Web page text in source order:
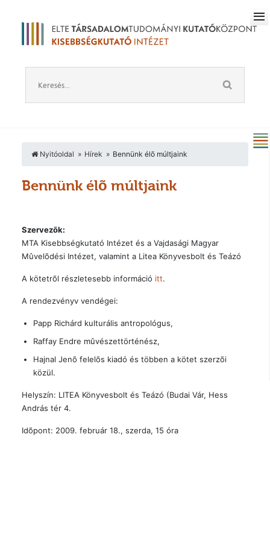
Nyitóoldal Hírek Bennünk élõ múltjaink
Bennünk élõ múltjaink
Szervezõk:
MTA Kisebbségkutató Intézet és a Vajdasági Magyar
Mûvelõdési Intézet, valamint a Litea Könyvesbolt és Teázó
A kötetrõl részletesebb információ itt.
A rendezvényv vendégei:
Papp Richárd kulturális antropológus,
Raffay Endre mûvészettörténész,
Hajnal Jenõ felelõs kiadó és többen a kötet szerzõi
közül.
Helyszín: LITEA Könyvesbolt és Teázó (Budai Vár, Hess
András tér 4.
Idõpont: 2009. február 18., szerda, 15 óra